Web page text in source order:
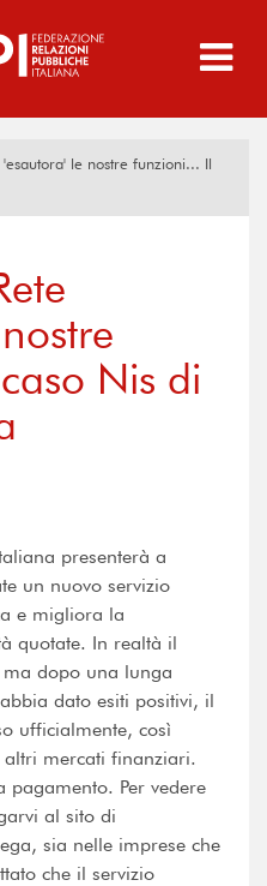
le nostre funzioni... Il
Nis di
presenterà a
un nuovo servizio
e migliora la
quotate. In realtà il
dopo una lunga
dato esiti positivi, il
ufficialmente, così
mercati finanziari.
pagamento. Per vedere
al sito di
sia nelle imprese che
che il servizio